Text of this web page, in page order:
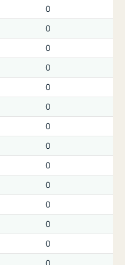
0
0
0
0
0
0
0
0
0
0
0
0
0
0